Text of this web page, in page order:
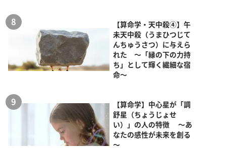
【算命学・天中殺④】午
未天中殺（うまひつじて
んちゅうさつ）に与えら
れた ～「縁の下の力持
ち」として輝く繊細な宿
命～
【算命学】中心星が「調
舒星（ちょうじょせ
い）」の人の特徴 ～あ
なたの感性が未来を創る
～